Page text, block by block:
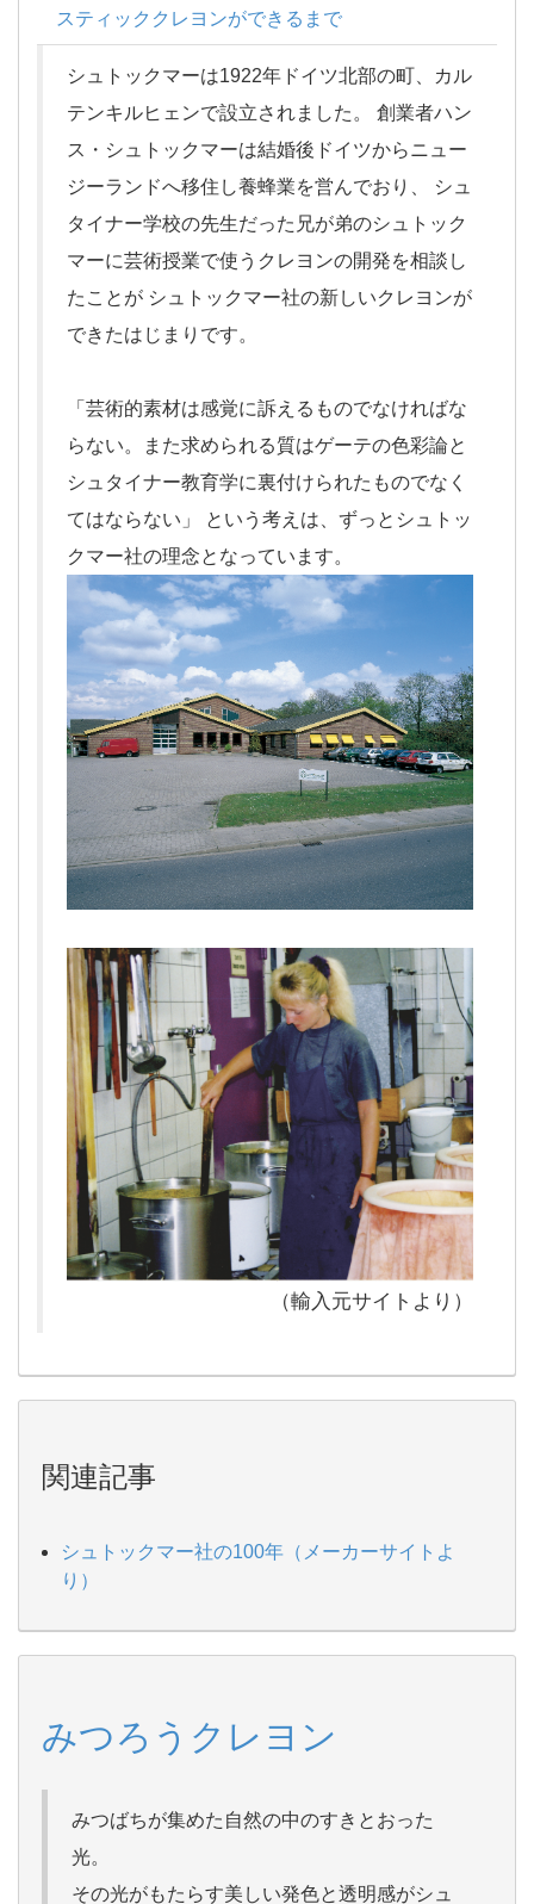
スティッククレヨンができるまで
シュトックマーは1922年ドイツ北部の町、カル
テンキルヒェンで設立されました。 創業者ハン
ス・シュトックマーは結婚後ドイツからニュー
ジーランドへ移住し養蜂業を営んでおり、 シュ
タイナー学校の先生だった兄が弟のシュトック
マーに芸術授業で使うクレヨンの開発を相談し
たことが シュトックマー社の新しいクレヨンが
できたはじまりです。
「芸術的素材は感覚に訴えるものでなければな
らない。また求められる質はゲーテの色彩論と
シュタイナー教育学に裏付けられたものでなく
てはならない」 という考えは、ずっとシュトッ
クマー社の理念となっています。
（輸入元サイトより）
関連記事
シュトックマー社の100年（メーカーサイトよ
り）
みつろうクレヨン
みつばちが集めた自然の中のすきとおった
光。
その光がもたらす美しい発色と透明感がシュ